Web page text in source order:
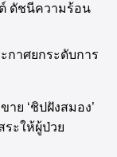
ดัชนีความร้อน
กาศยกระดับการ
าย ‘ชิปฝังสมอง’
ระให้ผู้ป่วย